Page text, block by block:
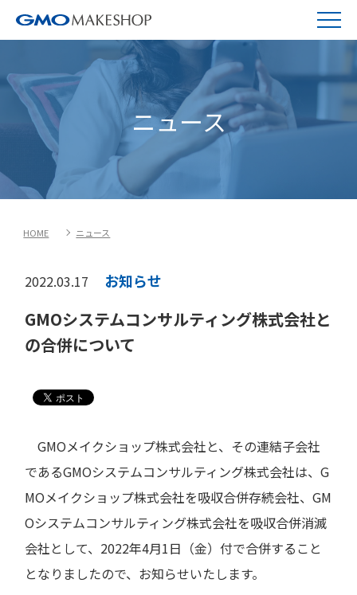
ニュース
HOME ニュース
2022.03.17 お知らせ
GMOシステムコンサルティング株式会社と
の合併について
GMOメイクショップ株式会社と、その連結子会社
であるGMOシステムコンサルティング株式会社は、G
MOメイクショップ株式会社を吸収合併存続会社、GM
Oシステムコンサルティング株式会社を吸収合併消滅
会社として、2022年4月1日（金）付で合併すること
となりましたので、お知らせいたします。